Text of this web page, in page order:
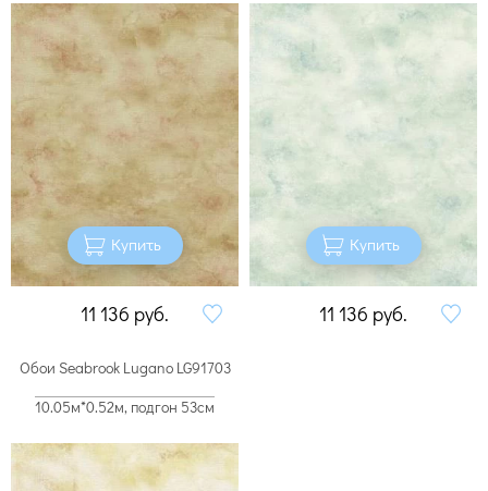
Купить
11 136 руб.
Купить
11 136 руб.
Обои Seabrook Lugano LG91703
10.05м*0.52м, подгон 53см